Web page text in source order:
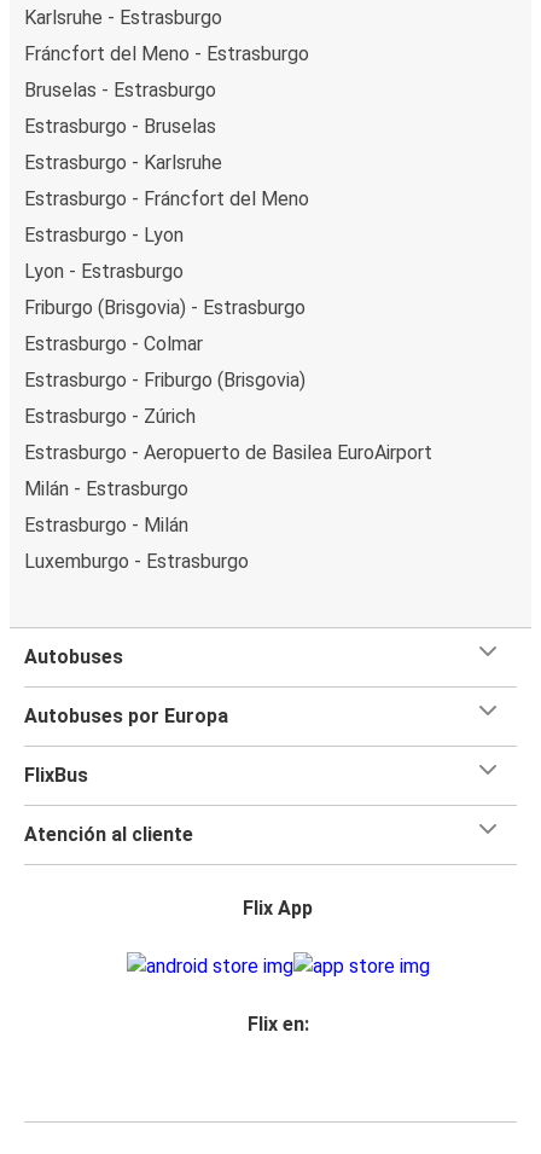
Karlsruhe - Estrasburgo
Fráncfort del Meno - Estrasburgo
Bruselas - Estrasburgo
Estrasburgo - Bruselas
Estrasburgo - Karlsruhe
Estrasburgo - Fráncfort del Meno
Estrasburgo - Lyon
Lyon - Estrasburgo
Friburgo (Brisgovia) - Estrasburgo
Estrasburgo - Colmar
Estrasburgo - Friburgo (Brisgovia)
Estrasburgo - Zúrich
Estrasburgo - Aeropuerto de Basilea EuroAirport
Milán - Estrasburgo
Estrasburgo - Milán
Luxemburgo - Estrasburgo
Autobuses
Autobuses por Europa
FlixBus
Atención al cliente
Flix App
Flix en: